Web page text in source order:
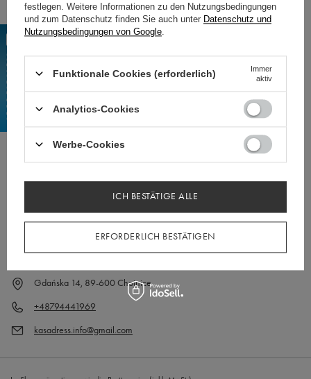
Ich möchte die Ware reklamieren
Ich möchte die Ware zurückgeben
Ich möchte die Ware umtauschen
Kontakt
Gdańska 14, 89-600 Chojnice
+48794441969
kasadress.info@gmail.com
festlegen. Weitere Informationen zu den Nutzungsbedingungen
und zum Datenschutz finden Sie auch unter Datenschutz und
Nutzungsbedingungen von Google
Funktionale Cookies (erforderlich)
Immer
aktiv
Analytics-Cookies
Werbe-Cookies
ERFORDERLICH BESTÄTIGEN
ICH BESTÄTIGE ALLE